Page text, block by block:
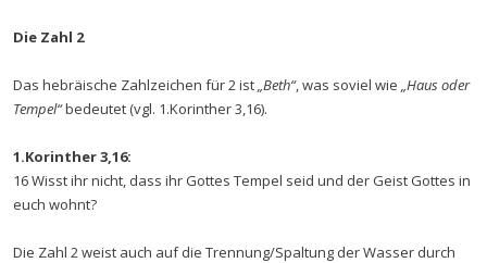
Die Zahl 2
Das hebräische Zahlzeichen für 2 ist„Beth“, was soviel wie „Haus oder
Tempel“bedeutet (vgl. 1.Korinther 3,16).
1.Korinther 3,16:
16 Wisst ihr nicht, dass ihr Gottes Tempel seid und der Geist Gottes in
euch wohnt?
Die Zahl 2 weist auch auf die Trennung/Spaltung der Wasser durch